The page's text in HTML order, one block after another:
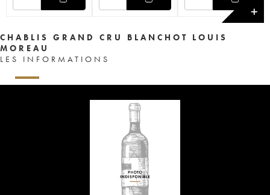
✕
CHABLIS GRAND CRU BLANCHOT LOUIS
MOREAU
LES INFORMATIONS